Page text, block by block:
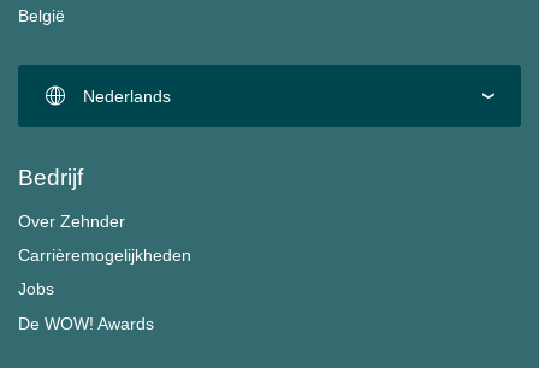
België
Nederlands
Bedrijf
Over Zehnder
Carrièremogelijkheden
Jobs
De WOW! Awards